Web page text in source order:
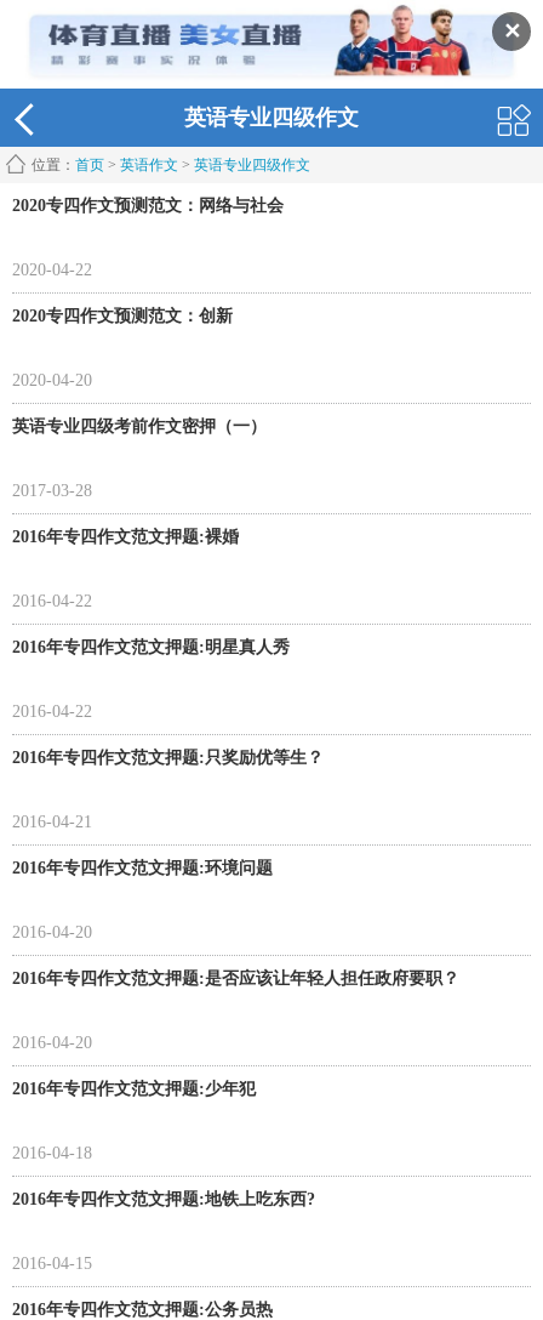
✕
英语专业四级作文
位置： 首页 > 英语作文 > 英语专业四级作文
2020专四作文预测范文：网络与社会
2020-04-22
2020专四作文预测范文：创新
2020-04-20
英语专业四级考前作文密押（一）
2017-03-28
2016年专四作文范文押题:裸婚
2016-04-22
2016年专四作文范文押题:明星真人秀
2016-04-22
2016年专四作文范文押题:只奖励优等生？
2016-04-21
2016年专四作文范文押题:环境问题
2016-04-20
2016年专四作文范文押题:是否应该让年轻人担任政府要职？
2016-04-20
2016年专四作文范文押题:少年犯
2016-04-18
2016年专四作文范文押题:地铁上吃东西?
2016-04-15
2016年专四作文范文押题:公务员热